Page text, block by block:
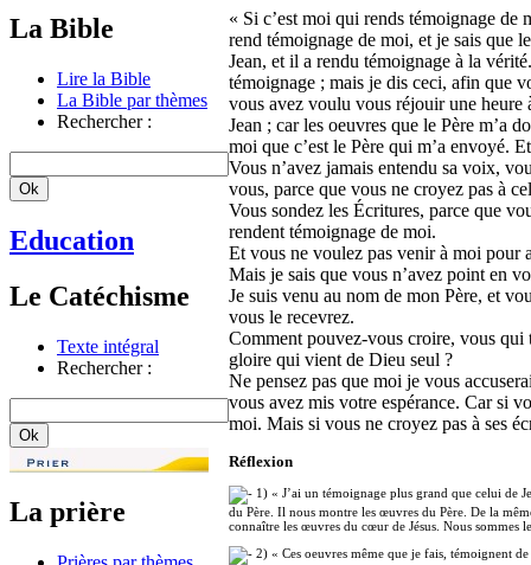
La Bible
Lire la Bible
La Bible par thèmes
Rechercher :
Education
Le Catéchisme
Texte intégral
Rechercher :
La prière
« Si c’est moi qui rends témoignage de
rend témoignage de moi, et je sais que
Jean, et il a rendu témoignage à la
témoignage ; mais je dis ceci, afin que
vous avez voulu vous réjouir une heure
Jean ; car les oeuvres que le Père m’a
moi que c’est le Père qui m’a envoyé.
Vous n’avez jamais entendu sa voix,
vous, parce que vous ne croyez pas à
Vous sondez les Écritures, parce que
rendent témoignage de moi.
Et vous ne voulez pas venir à moi pour
Mais je sais que vous n’avez point en
Je suis venu au nom de mon Père, et
vous le recevrez.
Comment pouvez-vous croire, vous qui
gloire qui vient de Dieu seul ?
Ne pensez pas que moi je vous
vous avez mis votre espérance. Car si
moi. Mais si vous ne croyez pas à ses
Réflexion
1) « J’ai un témoignage plus grand que celui de
du Père. Il nous montre les œuvres du Père. De la
connaître les œuvres du cœur de Jésus. Nous sommes
2) « Ces oeuvres même que je fais, témoignent